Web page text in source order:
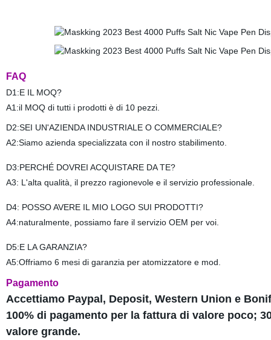
FAQ
D1:E IL MOQ?
A1:il MOQ di tutti i prodotti è di 10 pezzi.
D2:SEI UN'AZIENDA INDUSTRIALE O COMMERCIALE?
A2:Siamo azienda specializzata con il nostro stabilimento.
D3:PERCHÉ DOVREI ACQUISTARE DA TE?
A3: L'alta qualità, il prezzo ragionevole e il servizio professionale.
D4: POSSO AVERE IL MIO LOGO SUI PRODOTTI?
A4:naturalmente, possiamo fare il servizio OEM per voi.
D5:E LA GARANZIA?
A5:Offriamo 6 mesi di garanzia per atomizzatore e mod.
Pagamento
Accettiamo Paypal, Deposit, Western Union e
100% di pagamento per la fattura di valore poco;
valore grande.